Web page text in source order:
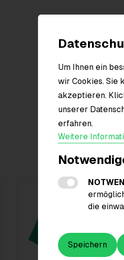
Um Ihnen ein
wir Cookies. Sie
akzeptieren.
unserer
erfahren.
Weitere
die
Speichern